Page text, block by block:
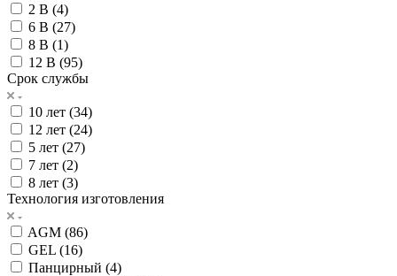
2 В (4)
6 В (27)
8 В (1)
12 В (95)
Срок службы
10 лет (34)
12 лет (24)
5 лет (27)
7 лет (2)
8 лет (3)
Технология изготовления
AGM (86)
GEL (16)
Панцирный (4)